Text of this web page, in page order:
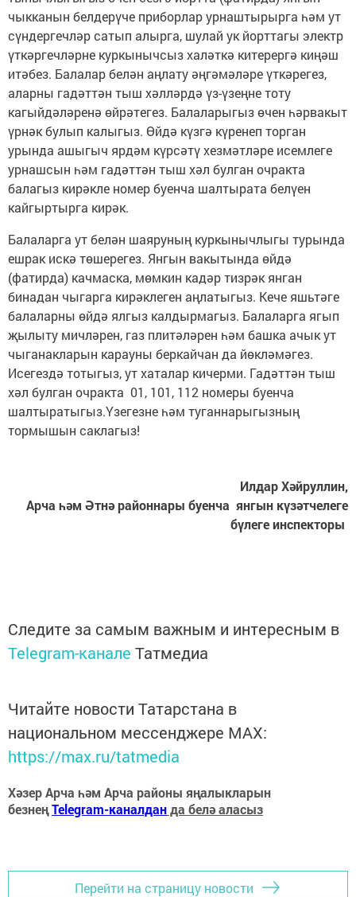
чыкканын белдерүче приборлар урнаштырырга һәм ут
сүндергечләр сатып алырга, шулай ук йорттагы электр
үткәргечләрне куркынычсыз халәткә китерергә киңәш
итәбез. Балалар белән аңлату әңгәмәләре үткәрегез,
аларны гадәттән тыш хәлләрдә үз-үзеңне тоту
кагыйдәләренә өйрәтегез. Балаларыгыз өчен һәрвакыт
үрнәк булып калыгыз. Өйдә күзгә күренеп торган
урында ашыгыч ярдәм күрсәтү хезмәтләре исемлеге
урнашсын һәм гадәттән тыш хәл булган очракта
балагыз кирәкле номер буенча шалтырата белүен
кайгыртырга кирәк.
Балаларга ут белән шаяруның куркынычлыгы турында
ешрак искә төшерегез. Янгын вакытында өйдә
(фатирда) качмаска, мөмкин кадәр тизрәк янган
бинадан чыгарга кирәклеген аңлатыгыз. Кече яшьтәге
балаларны өйдә ялгыз калдырмагыз. Балаларга ягып
җылыту мичләрен, газ плитәләрен һәм башка ачык ут
чыганакларын карауны беркайчан да йөкләмәгез.
Исегездә тотыгыз, ут хаталар кичерми. Гадәттән тыш
хәл булган очракта 01, 101, 112 номеры буенча
шалтыратыгыз.Үзегезне һәм туганнарыгызның
тормышын саклагыз!
Илдар Хәйруллин,
Арча һәм Әтнә районнары буенча янгын күзәтчелеге
бүлеге инспекторы
Следите за самым важным и интересным в
Telegram-канале Татмедиа
Читайте новости Татарстана в
национальном мессенджере MАХ:
https://max.ru/tatmedia
Хәзер Арча һәм Арча районы яңалыкларын
безнеңTelegram-каналданда белә аласыз
Перейти на страницу новости